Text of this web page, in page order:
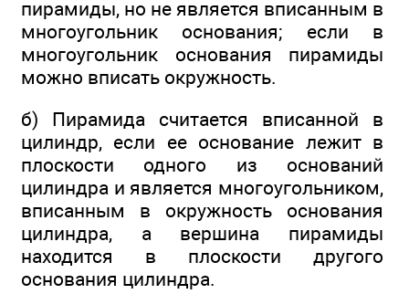
пирамиды, но не является вписанным в
многоугольник основания; если в
многоугольник основания пирамиды
можно вписать окружность.
б) Пирамида считается вписанной в
цилиндр, если ее основание лежит в
плоскости одного из оснований
цилиндра и является многоугольником,
вписанным в окружность основания
цилиндра, а вершина пирамиды
находится в плоскости другого
основания цилиндра.